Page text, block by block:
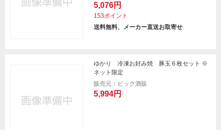
5,076円
153ポイント
送料無料、メーカー直送お取寄せ
ゆかり 冷凍お好み焼 豚玉６枚セット ※
ネット限定
販売元：ビック酒販
5,994円